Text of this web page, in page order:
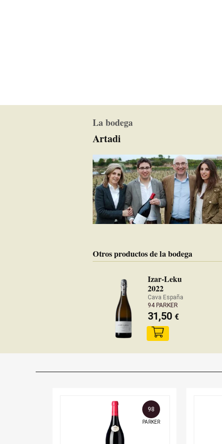
La bodega
Artadi
Otros productos de la bodega
Izar-Leku
2022
Cava España
94 PARKER
31,50 €
98
PARKER